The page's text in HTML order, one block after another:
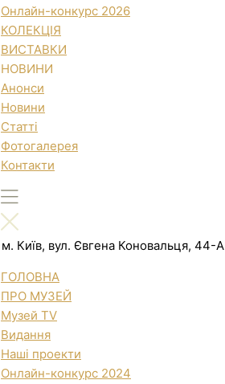
Онлайн-конкурс 2026
КОЛЕКЦІЯ
ВИСТАВКИ
НОВИНИ
Анонси
Новини
Статті
Фотогалерея
Контакти
м. Київ, вул. Євгена Коновальця, 44-А
ГОЛОВНА
ПРО МУЗЕЙ
Музей TV
Видання
Наші проекти
Онлайн-конкурс 2024